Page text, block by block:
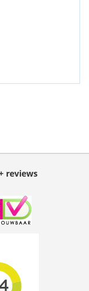
reviews